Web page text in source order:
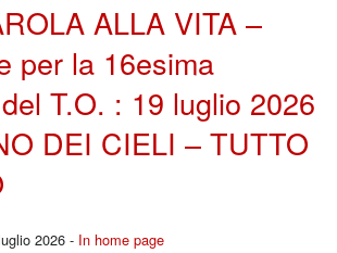
ALLA VITA –
per la 16esima
T.O. : 19 luglio 2026
DEI CIELI – TUTTO
2026 - In home page